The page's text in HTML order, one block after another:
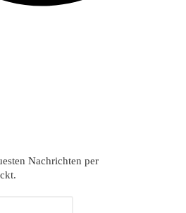
Nachrichten per